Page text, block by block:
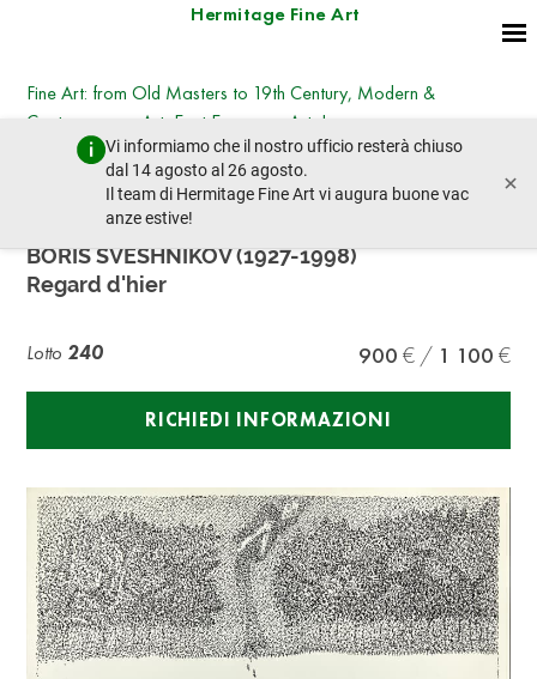
Hermitage Fine Art
Vi informiamo che il nostro ufficio resterà chiuso
dal 14 agosto al 26 agosto.
Il team di Hermitage Fine Art vi augura buone vac
anze estive!
×
Fine Art: from Old Masters to 19th Century, Modern &
Contemporary Art, East European Art, Icons
martedì 25 giugno 2024 - 14:30
lotto precedente lotto prossimo
BORIS SVESHNIKOV (1927-1998)
Regard d'hier
Lotto 240 900 1 100
RICHIEDI INFORMAZIONI